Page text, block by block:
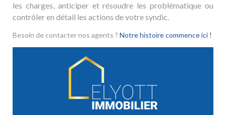
les charges, anticiper et résoudre les problématique ou
contrôler en détail les actions de votre syndic.
Besoin de contacter nos agents ? Notre histoire commence ici !